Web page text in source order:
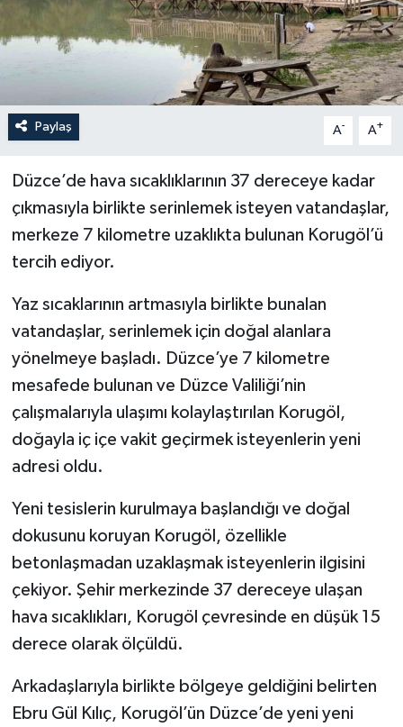
Paylaş A- A+
Düzce’de hava sıcaklıklarının 37 dereceye kadar
çıkmasıyla birlikte serinlemek isteyen vatandaşlar,
merkeze 7 kilometre uzaklıkta bulunan Korugöl’ü
tercih ediyor.
Yaz sıcaklarının artmasıyla birlikte bunalan
vatandaşlar, serinlemek için doğal alanlara
yönelmeye başladı. Düzce’ye 7 kilometre
mesafede bulunan ve Düzce Valiliği’nin
çalışmalarıyla ulaşımı kolaylaştırılan Korugöl,
doğayla iç içe vakit geçirmek isteyenlerin yeni
adresi oldu.
Yeni tesislerin kurulmaya başlandığı ve doğal
dokusunu koruyan Korugöl, özellikle
betonlaşmadan uzaklaşmak isteyenlerin ilgisini
çekiyor. Şehir merkezinde 37 dereceye ulaşan
hava sıcaklıkları, Korugöl çevresinde en düşük 15
derece olarak ölçüldü.
Arkadaşlarıyla birlikte bölgeye geldiğini belirten
Ebru Gül Kılıç, Korugöl’ün Düzce’de yeni yeni